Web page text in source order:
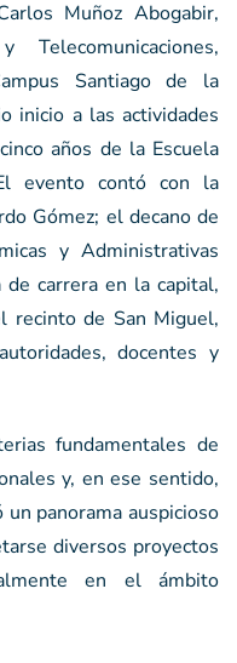
Muñoz Abogabir,
Santiago de la
inicio a las actividades
años de la Escuela
evento contó con la
Gómez; el decano de
y Administrativas
carrera en la capital,
recinto de San Miguel,
docentes y
fundamentales de
y, en ese sentido,
panorama auspicioso
diversos proyectos
en el ámbito